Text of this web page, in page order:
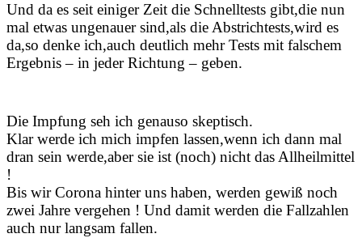
Und da es seit einiger Zeit die Schnelltests gibt,die nun
mal etwas ungenauer sind,als die Abstrichtests,wird es
da,so denke ich,auch deutlich mehr Tests mit falschem
Ergebnis – in jeder Richtung – geben.
Die Impfung seh ich genauso skeptisch.
Klar werde ich mich impfen lassen,wenn ich dann mal
dran sein werde,aber sie ist (noch) nicht das Allheilmittel
!
Bis wir Corona hinter uns haben, werden gewiß noch
zwei Jahre vergehen ! Und damit werden die Fallzahlen
auch nur langsam fallen.